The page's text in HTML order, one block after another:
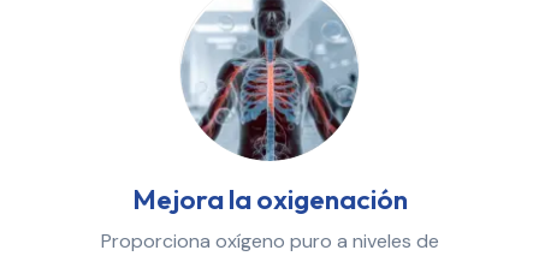
Mejora la oxigenación
Proporciona oxígeno puro a niveles de